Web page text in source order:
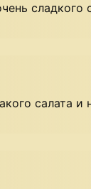
сладкого
салата и